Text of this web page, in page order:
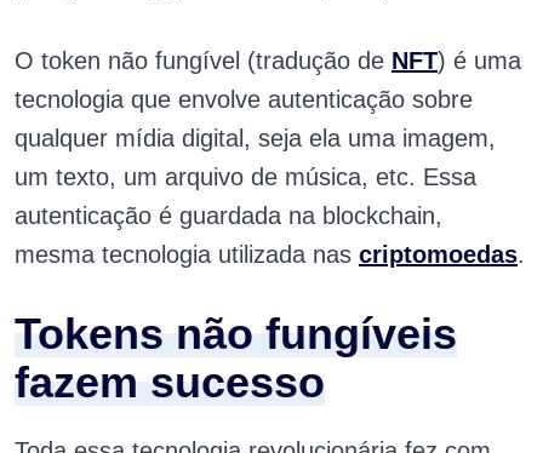
O token não fungível (tradução de NFT) é uma
tecnologia que envolve autenticação sobre
qualquer mídia digital, seja ela uma imagem,
um texto, um arquivo de música, etc. Essa
autenticação é guardada na blockchain,
mesma tecnologia utilizada nas criptomoedas.
Tokens não fungíveis
fazem sucesso